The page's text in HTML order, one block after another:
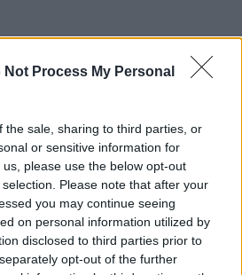
Not Process My Personal
the sale, sharing to third parties, or
or sensitive information for
please use the below opt-out
Please note that after your
you may continue seeing
on personal information utilized by
disclosed to third parties prior to
opt-out of the further
de décorer son sapin avec
tels que des pommes, des
ou des créations enpâte à
exemple.